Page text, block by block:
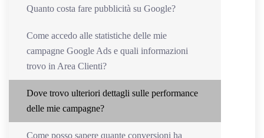
Quanto costa fare pubblicità su Google?
Come accedo alle statistiche delle mie
campagne Google Ads e quali informazioni
trovo in Area Clienti?
Dove trovo ulteriori dettagli sulle performance
delle mie campagne?
Come posso sapere quante conversioni ha